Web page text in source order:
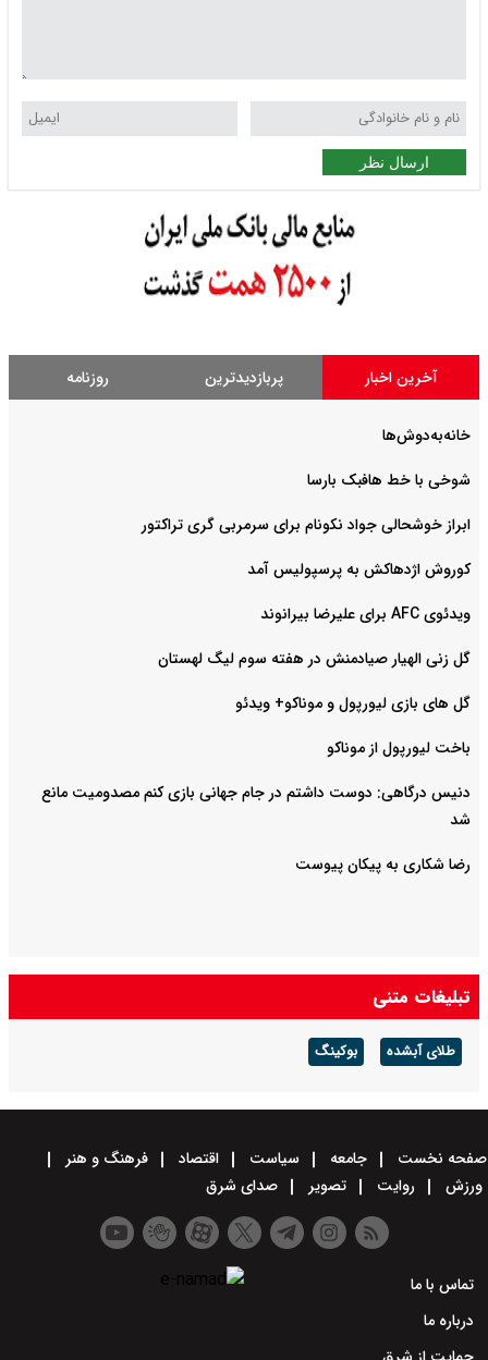
ارسال نظر
آخرین اخبار پربازدیدترین روزنامه
خانه‌به‌دوش‌ها
شوخی با خط هافبک بارسا
ابراز خوشحالی جواد نکونام برای سرمربی گری تراکتور
کوروش اژدهاکش به پرسپولیس آمد
ویدئوی AFC برای علیرضا بیرانوند
گل زنی الهیار صیادمنش در هفته سوم لیگ لهستان
گل های بازی لیورپول و موناکو+ ویدئو
باخت لیورپول از موناکو
دنیس درگاهی: دوست داشتم در جام جهانی بازی کنم مصدومیت مانع
شد
رضا شکاری به پیکان پیوست
تبلیغات متنی
طلای آبشده بوکینگ
صفحه نخست جامعه سیاست اقتصاد
فرهنگ و هنر
ورزش
روایت تصویر صدای شرق
تماس با ما
درباره ما